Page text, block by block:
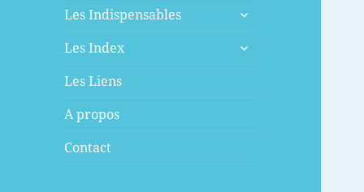
sous-
Les Indispensables
ouvrir
sous-
Les Index
ouvrir
Les Liens
A propos
Contact